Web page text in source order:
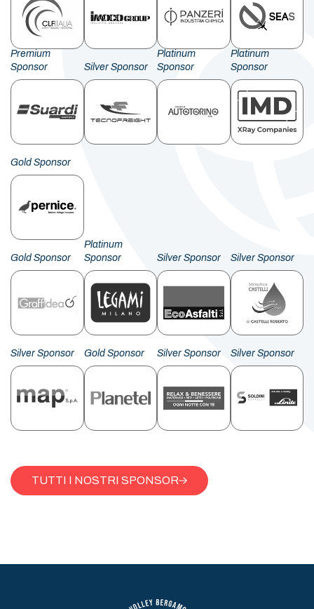
Premium
Sponsor
Silver Sponsor
Platinum
Sponsor
Platinum
Sponsor
Gold Sponsor
Gold Sponsor
Platinum
Sponsor
Silver Sponsor Silver Sponsor
Silver Sponsor Gold Sponsor Silver Sponsor Silver Sponsor
TUTTI I NOSTRI SPONSOR